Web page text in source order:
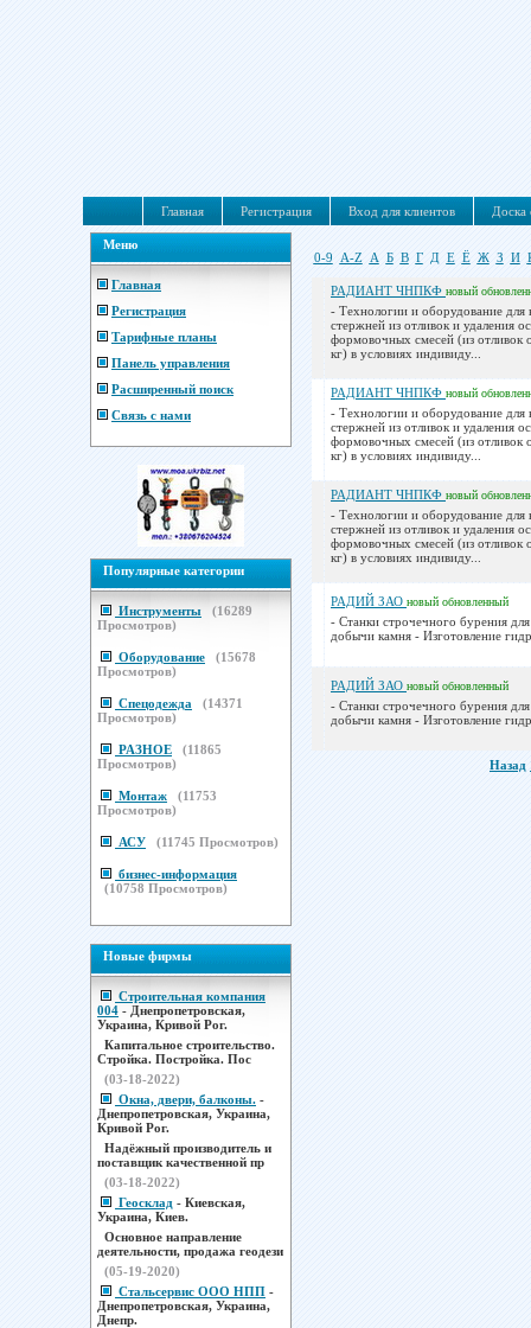
Главная Регистрация Вход для клиентов Доска
Меню
Главная
Регистрация
Тарифные планы
Панель управления
Расширенный поиск
Связь с нами
Популярные категории
Инструменты (16289
Просмотров)
Оборудование (15678
Просмотров)
Спецодежда (14371
Просмотров)
РАЗНОЕ (11865
Просмотров)
Монтаж (11753
Просмотров)
АСУ (11745 Просмотров)
бизнес-информация
(10758 Просмотров)
Новые фирмы
Строительная компания
004 - Днепропетровская,
Украина, Кривой Рог.
Капитальное строительство.
Стройка. Постройка. Пос
(03-18-2022)
Окна, двери, балконы. -
Днепропетровская, Украина,
Кривой Рог.
Надёжный производитель и
поставщик качественной пр
(03-18-2022)
Геосклад - Киевская,
Украина, Киев.
Основное направление
деятельности, продажа геодези
(05-19-2020)
Стальсервис ООО НПП -
Днепропетровская, Украина,
Днепр.
0-9 A-Z А Б В Г Д Е Ё Ж З И
РАДИАНТ ЧНПКФ новый
- Технологии и оборудование для
стержней из отливок и удаления
формовочных смесей (из отливок
кг) в условиях индивиду...
РАДИАНТ ЧНПКФ новый
- Технологии и оборудование для
стержней из отливок и удаления
формовочных смесей (из отливок
кг) в условиях индивиду...
РАДИАНТ ЧНПКФ новый
- Технологии и оборудование для
стержней из отливок и удаления
формовочных смесей (из отливок
кг) в условиях индивиду...
РАДИЙ ЗАО новый обновленный
- Станки строчечного бурения
добычи камня - Изготовление
РАДИЙ ЗАО новый обновленный
- Станки строчечного бурения
добычи камня - Изготовление
Назад